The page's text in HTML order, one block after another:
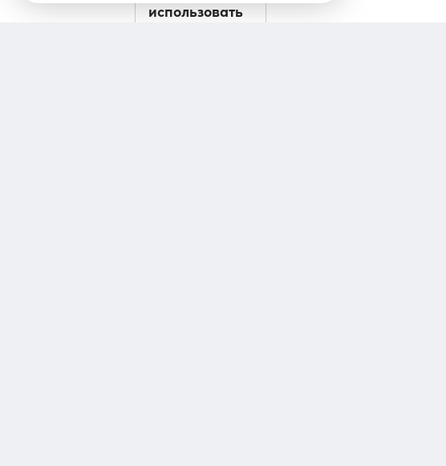
использовать